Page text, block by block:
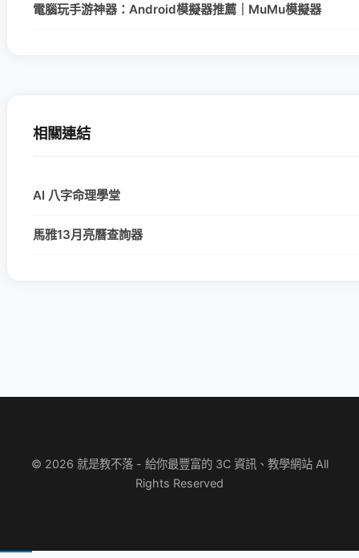
電腦玩手游神器：Android模擬器推薦｜MuMu模擬器
相關連結
AI 八字命理學堂
馬雅13月亮曆查詢器
© 2026 就是教不落 - 給你最豐富的 3C 資訊、教學網站 All
Rights Reserved